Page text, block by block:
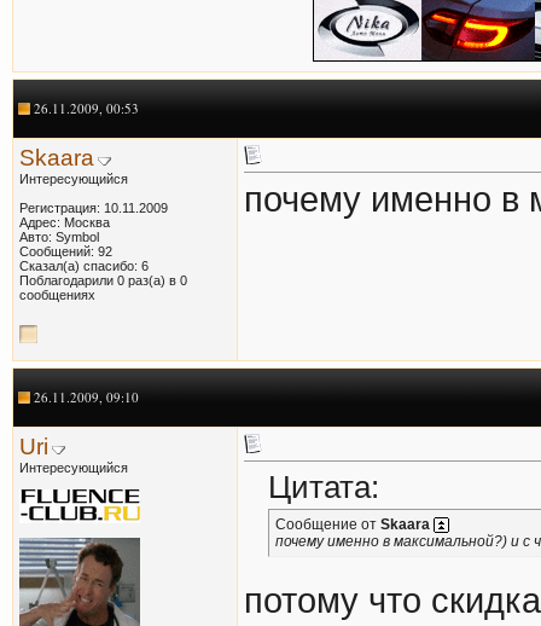
26.11.2009, 00:53
Skaara
Интересующийся
Регистрация: 10.11.2009
Адрес: Москва
Авто: Symbol
Сообщений: 92
Сказал(а) спасибо: 6
Поблагодарили 0 раз(а) в 0
сообщениях
почему именно в
26.11.2009, 09:10
Uri
Интересующийся
Цитата:
Сообщение от Skaara
почему именно в максимальной?) и с
потому что